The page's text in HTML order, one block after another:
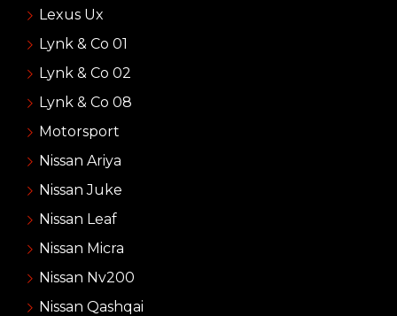
Lexus Ux
Lynk & Co 01
Lynk & Co 02
Lynk & Co 08
Motorsport
Nissan Ariya
Nissan Juke
Nissan Leaf
Nissan Micra
Nissan Nv200
Nissan Qashqai